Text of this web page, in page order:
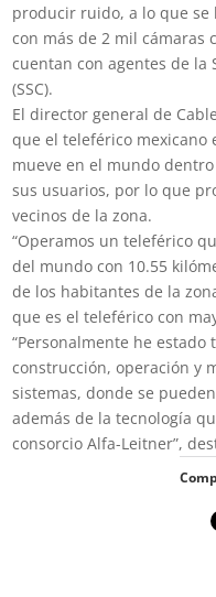
producir ruido, a lo que se
con más de 2 mil cámaras
cuentan con agentes de la
(SSC).
El director general de
que el teleférico mexicano
mueve en el mundo
sus usuarios, por lo que
vecinos de la zona.
“Operamos un teleférico
del mundo con 10.55
de los habitantes de la
que es el teleférico con
“Personalmente he
construcción, operación y
sistemas, donde se
además de la tecnología
consorcio Alfa-Leitner”,